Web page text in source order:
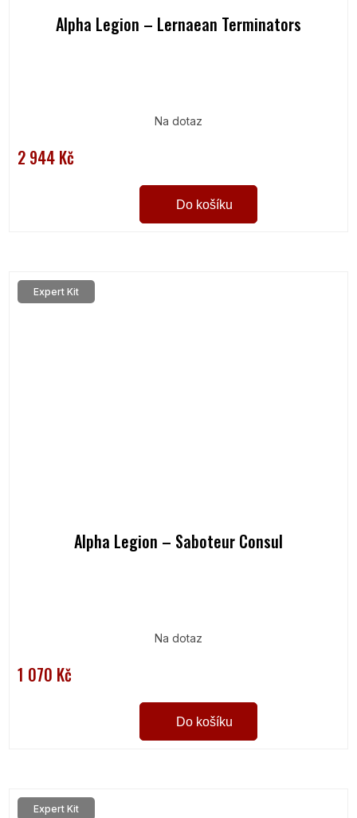
Alpha Legion – Lernaean Terminators
Na dotaz
2 944 Kč
Do košíku
Expert Kit
Alpha Legion – Saboteur Consul
Na dotaz
1 070 Kč
Do košíku
Expert Kit